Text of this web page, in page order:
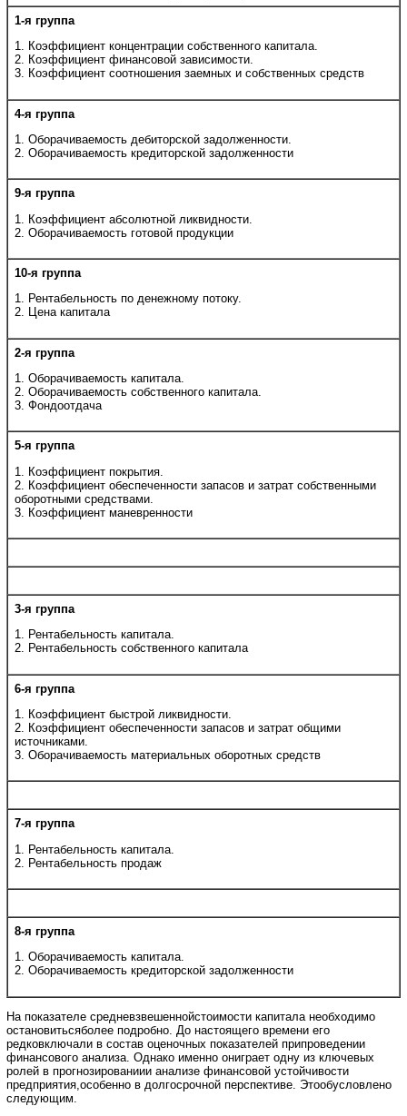
1-я группа
1. Коэффициент концентрации собственного капитала.
2. Коэффициент финансовой зависимости.
3. Коэффициент соотношения заемных и собственных средств
4-я группа
1. Оборачиваемость дебиторской задолженности.
2. Оборачиваемость кредиторской задолженности
9-я группа
1. Коэффициент абсолютной ликвидности.
2. Оборачиваемость готовой продукции
10-я группа
1. Рентабельность по денежному потоку.
2. Цена капитала
2-я группа
1. Оборачиваемость капитала.
2. Оборачиваемость собственного капитала.
3. Фондоотдача
5-я группа
1. Коэффициент покрытия.
2. Коэффициент обеспеченности запасов и затрат собственными
оборотными средствами.
3. Коэффициент маневренности
3-я группа
1. Рентабельность капитала.
2. Рентабельность собственного капитала
6-я группа
1. Коэффициент быстрой ликвидности.
2. Коэффициент обеспеченности запасов и затрат общими
источниками.
3. Оборачиваемость материальных оборотных средств
7-я группа
1. Рентабельность капитала.
2. Рентабельность продаж
8-я группа
1. Оборачиваемость капитала.
2. Оборачиваемость кредиторской задолженности
На показателе средневзвешеннойстоимости капитала необходимо
остановитьсяболее подробно. До настоящего времени его
редковключали в состав оценочных показателей припроведении
финансового анализа. Однако именно ониграет одну из ключевых
ролей в прогнозированиии анализе финансовой устойчивости
предприятия,особенно в долгосрочной перспективе. Этообусловлено
следующим.